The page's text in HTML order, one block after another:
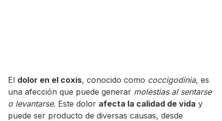
El dolor en el coxis, conocido como coccigodinia, es
una afección que puede generar molestias al sentarse
o levantarse. Este dolor afecta la calidad de vida y
puede ser producto de diversas causas, desde